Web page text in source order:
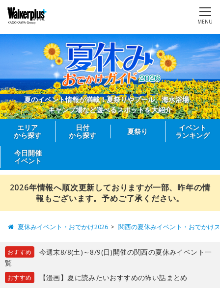
MENU
夏のイベント情報が満載！夏祭りやプール、海水浴場、
キャンプ場など遊べるスポットを大紹介
エリア
から探す
日付
から探す
夏祭り
イベント
ランキング
今日開催
イベント
2026年情報へ順次更新しておりますが一部、昨年の情
報もございます。予めご了承ください。
夏休みイベント・おでかけ2026 関西の夏休みイベント・おでかけ
おすすめ
今週末8/8(土)～8/9(日)開催の関西の夏休みイベント一
覧
おすすめ 【漫画】夏に読みたいおすすめの怖い話まとめ